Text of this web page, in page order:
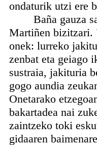
ondaturik utzi ere
Baña gauza
Martiñen bizitzari.
onek: lurreko
zenbat eta geiago
sustraia, jakituria
gogo aundia
Onetarako
bakartadea nai
zaintzeko toki
gidaaren